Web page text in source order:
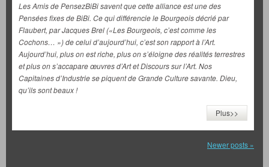
Les Amis de PensezBiBi savent que cette alliance est une des
Pensées fixes de BiBi. Ce qui différencie le Bourgeois décrié par
Flaubert, par Jacques Brel («Les Bourgeois, c’est comme les
Cochons… ») de celui d’aujourd’hui, c’est son rapport à l’Art.
Aujourd’hui, plus on est riche, plus on s’éloigne des réalités terrestres
et plus on s’accapare œuvres d’Art et Discours sur l’Art. Nos
Capitaines d’Industrie se piquent de Grande Culture savante. Dieu,
qu’ils sont beaux !
Plus>>
Newer posts »